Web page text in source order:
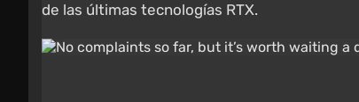
de las últimas tecnologías RTX.